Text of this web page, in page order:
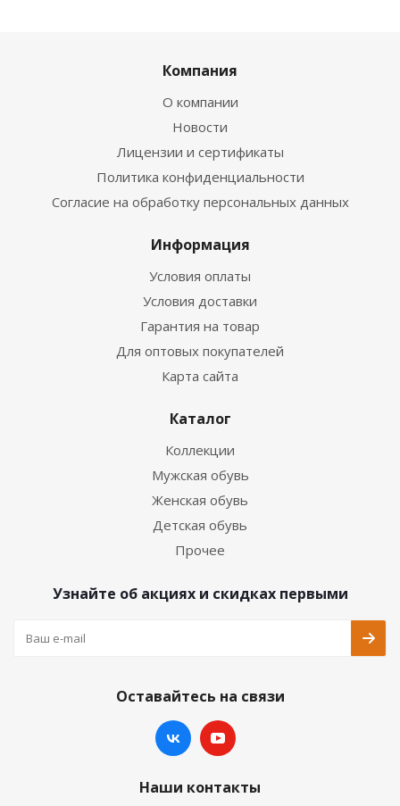
Компания
О компании
Новости
Лицензии и сертификаты
Политика конфиденциальности
Согласие на обработку персональных данных
Информация
Условия оплаты
Условия доставки
Гарантия на товар
Для оптовых покупателей
Карта сайта
Каталог
Коллекции
Мужская обувь
Женская обувь
Детская обувь
Прочее
Узнайте об акциях и скидках первыми
Оставайтесь на связи
Наши контакты